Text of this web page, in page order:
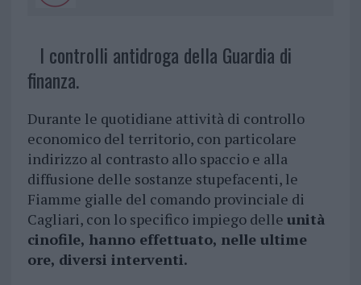
I controlli antidroga della Guardia di
finanza.
Durante le quotidiane attività di controllo
economico del territorio, con particolare
indirizzo al contrasto allo spaccio e alla
diffusione delle sostanze stupefacenti, le
Fiamme gialle del comando provinciale di
Cagliari, con lo specifico impiego delle unità
cinofile, hanno effettuato, nelle ultime
ore, diversi interventi.